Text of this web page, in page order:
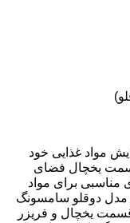
مواد غذایی خود
قسمت یخچال فضای
برای مواد
مدل دوقلو سامسونگ
قسمت یخچال و فریزر